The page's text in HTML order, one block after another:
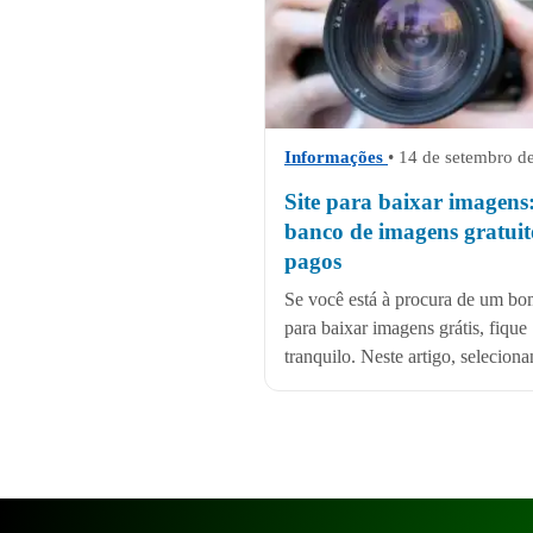
Informações • 14 de setembro
Site para baixar
banco de imagens
pagos
Se você está à procura de um
para baixar imagens grátis, fique
tranquilo. Neste artigo,